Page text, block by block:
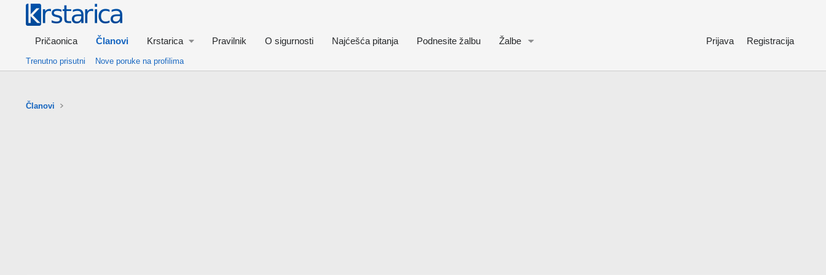
Pričaonica Članovi Krstarica Pravilnik O sigurnosti Najćešća pitanja Podnesite žalbu Žalbe Prijava Registracija
Trenutno prisutni Nove poruke na profilima
Članovi